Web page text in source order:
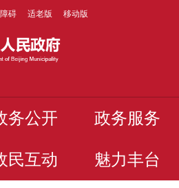
碍 适老版 移动版
务公开 政务服务
民互动 魅力丰台